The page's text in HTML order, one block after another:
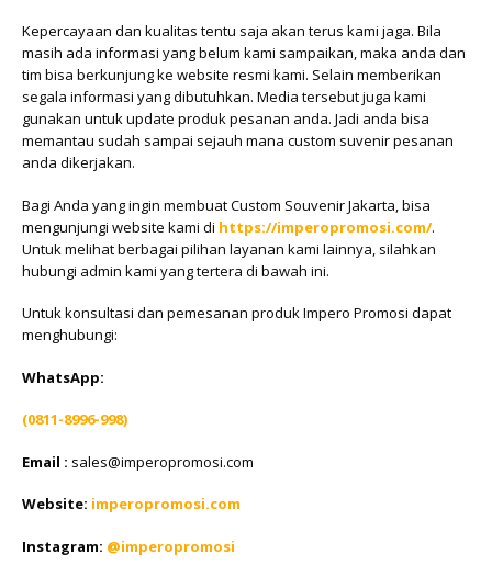
Kepercayaan dan kualitas tentu saja akan terus kami jaga. Bila
masih ada informasi yang belum kami sampaikan, maka anda dan
tim bisa berkunjung ke website resmi kami. Selain memberikan
segala informasi yang dibutuhkan. Media tersebut juga kami
gunakan untuk update produk pesanan anda. Jadi anda bisa
memantau sudah sampai sejauh mana custom suvenir pesanan
anda dikerjakan.
Bagi Anda yang ingin membuat Custom Souvenir Jakarta, bisa
mengunjungi website kami di https://imperopromosi.com/.
Untuk melihat berbagai pilihan layanan kami lainnya, silahkan
hubungi admin kami yang tertera di bawah ini.
Untuk konsultasi dan pemesanan produk Impero Promosi dapat
menghubungi:
WhatsApp:
(0811-8996-998)
Email : sales@imperopromosi.com
Website: imperopromosi.com
Instagram: @imperopromosi